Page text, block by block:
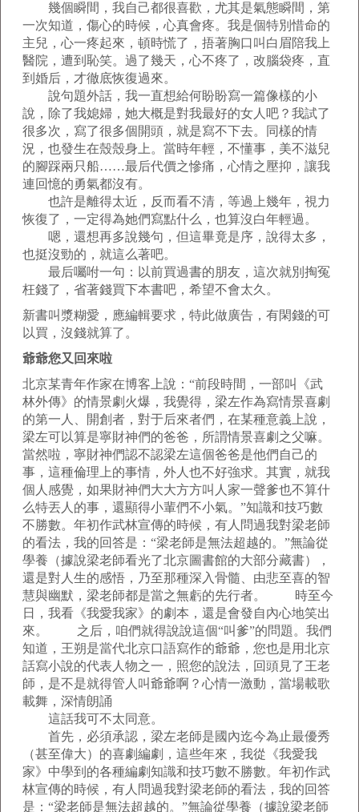
幾個瞬間，我自己都很喜歡，尤其是氣態瞬間，第
一次知道，傷心的時候，心真會疼。我是個特別惜命的
主兒，心一疼起來，頓時慌了，捂著胸口叫白眉陪我上
醫院，遭到恥笑。過了幾天，心不疼了，改腦袋疼，直
到婚后，才徹底恢復過來。
說句題外話，我一直想給何盼盼寫一篇像樣的小
說，除了我媳婦，她大概是對我最好的女人吧？我試了
很多次，寫了很多個開頭，就是寫不下去。同樣的情
況，也發生在殼殼身上。當時年輕，不懂事，美不滋兒
的腳踩兩只船……最后代價之慘痛，心情之壓抑，讓我
連回憶的勇氣都沒有。
也許是離得太近，反而看不清，等過上幾年，視力
恢復了，一定得為她們寫點什么，也算沒白年輕過。
嗯，還想再多說幾句，但這畢竟是序，說得太多，
也挺沒勁的，就這么著吧。
最后囑咐一句：以前買過書的朋友，這次就別掏冤
枉錢了，省著錢買下本書吧，希望不會太久。
新書叫漿糊愛，應編輯要求，特此做廣告，有閑錢的可
以買，沒錢就算了。
爺爺您又回來啦
北京某青年作家在博客上說：“前段時間，一部叫《武
林外傳》的情景劇火爆，我覺得，梁左作為寫情景喜劇
的第一人、開創者，對于后來者們，在某種意義上說，
梁左可以算是寧財神們的爸爸，所謂情景喜劇之父嘛。
當然啦，寧財神們認不認梁左這個爸爸是他們自己的
事，這種倫理上的事情，外人也不好強求。其實，就我
個人感覺，如果財神們大大方方叫人家一聲爹也不算什
么特丟人的事，還顯得小輩們不小氣。”知識和技巧數
不勝數。年初作武林宣傳的時候，有人問過我對梁老師
的看法，我的回答是：“梁老師是無法超越的。”無論從
學養（據說梁老師看光了北京圖書館的大部分藏書），
還是對人生的感悟，乃至那種深入骨髓、由悲至喜的智
慧與幽默，梁老師都是當之無虧的先行者。 時至今
日，我看《我愛我家》的劇本，還是會發自內心地笑出
來。 之后，咱們就得說說這個“叫爹”的問題。我們
知道，王朔是當代北京口語寫作的爺爺，您也是用北京
話寫小說的代表人物之一，照您的說法，回頭見了王老
師，是不是就得管人叫爺爺啊？心情一激動，當場載歌
載舞，深情朗誦
這話我可不太同意。
首先，必須承認，梁左老師是國內迄今為止最優秀
（甚至偉大）的喜劇編劇，這些年來，我從《我愛我
家》中學到的各種編劇知識和技巧數不勝數。年初作武
林宣傳的時候，有人問過我對梁老師的看法，我的回答
是：“梁老師是無法超越的。”無論從學養（據說梁老師